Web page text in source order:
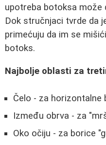
upotreba botoksa
Dok stručnjaci tvrde da
primećuju da im se
botoks.
Najbolje oblasti za
Čelo - za horizontalne
Između obrva - za
Oko očiju - za borice